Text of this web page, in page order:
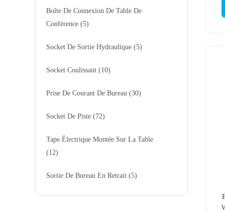
Boîte De Connexion De Table De
Conférence (5)
Socket De Sortie Hydraulique (5)
Socket Coulissant (10)
Prise De Courant De Bureau (30)
Socket De Piste (72)
Tape Électrique Montée Sur La Table
(12)
Sortie De Bureau En Retrait (5)